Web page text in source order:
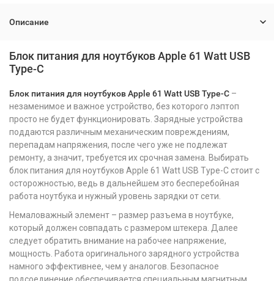
Описание
Блок питания для ноутбуков Apple 61 Watt USB
Type-C
Блок питания для ноутбуков Apple 61 Watt USB Type-C –
незаменимое и важное устройство, без которого лэптоп
просто не будет функционировать. Зарядные устройства
поддаются различным механическим повреждениям,
перепадам напряжения, после чего уже не подлежат
ремонту, а значит, требуется их срочная замена. Выбирать
блок питания для ноутбуков Apple 61 Watt USB Type-C стоит с
осторожностью, ведь в дальнейшем это бесперебойная
работа ноутбука и нужный уровень зарядки от сети.
Немаловажный элемент – размер разъема в ноутбуке,
который должен совпадать с размером штекера. Далее
следует обратить внимание на рабочее напряжение,
мощность. Работа оригинального зарядного устройства
намного эффективнее, чем у аналогов. Безопасное